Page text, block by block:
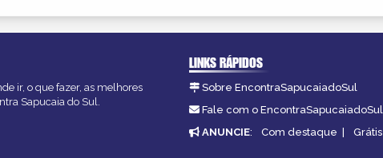
ir, o que fazer, as melhores
Sapucaia do Sul.
LINKS RÁPIDOS
Sobre EncontraSapucaiadoSul
Fale com o EncontraSapucaiadoSul
ANUNCIE: Com destaque | Grátis